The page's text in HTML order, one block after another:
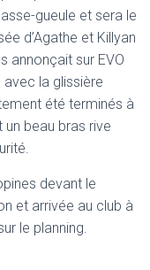
gueule et sera le
d’Agathe et Killyan
annonçait sur EVO
avec la glissière
été terminés à
un beau bras rive
devant le
et arrivée au club à
le planning.